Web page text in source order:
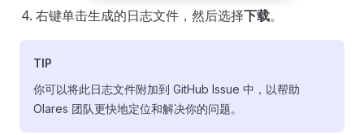
右键单击生成的日志文件，然后选择下载。
TIP
你可以将此日志文件附加到 GitHub Issue 中，以帮助
Olares 团队更快地定位和解决你的问题。